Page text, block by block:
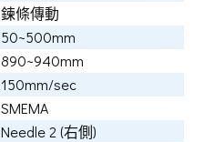
鍊條傳動
50~500mm
890~940mm
150mm/sec
SMEMA
Needle 2 (右側)